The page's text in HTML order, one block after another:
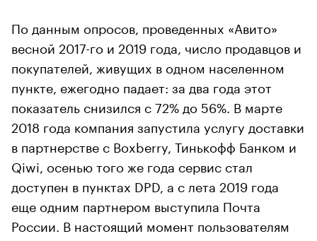
По данным опросов, проведенных «Авито»
весной 2017-го и 2019 года, число продавцов и
покупателей, живущих в одном населенном
пункте, ежегодно падает: за два года этот
показатель снизился с 72% до 56%. В марте
2018 года компания запустила услугу доставки
в партнерстве с Boxberry, Тинькофф Банком и
Qiwi, осенью того же года сервис стал
доступен в пунктах DPD, а с лета 2019 года
еще одним партнером выступила Почта
России. В настоящий момент пользователям